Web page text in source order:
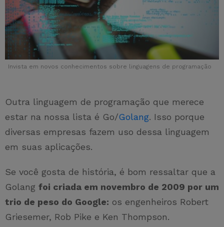
Invista em novos conhecimentos sobre linguagens de programação
Outra linguagem de programação que merece
estar na nossa lista é Go/Golang. Isso porque
diversas empresas fazem uso dessa linguagem
em suas aplicações.
Se você gosta de história, é bom ressaltar que a
Golang foi criada em novembro de 2009 por um
trio de peso do Google: os engenheiros Robert
Griesemer, Rob Pike e Ken Thompson.